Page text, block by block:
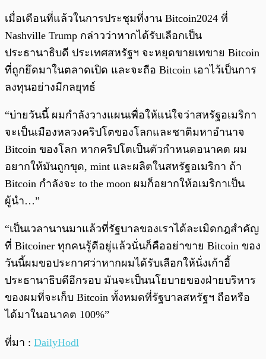
เมื่อเดือนที่แล้วในการประชุมที่งาน Bitcoin2024 ที่
Nashville Trump กล่าวว่าหากได้รับเลือกเป็น
ประธานาธิบดี ประเทศสหรัฐฯ จะหยุดขายเทขาย Bitcoin
ที่ถูกยึดมาในตลาดเปิด และจะถือ Bitcoin เอาไว้เป็นการ
ลงทุนอย่างมีกลยุทธ์
“บ่ายวันนี้ ผมกำลังวางแผนเพื่อให้แน่ใจว่าสหรัฐอเมริกา
จะเป็นเมืองหลวงคริปโตของโลกและชาติมหาอำนาจ
Bitcoin ของโลก หากคริปโตเป็นตัวกำหนดอนาคต ผม
อยากให้มันถูกขุด, mint และผลิตในสหรัฐอเมริกา ถ้า
Bitcoin กำลังจะ to the moon ผมก็อยากให้อเมริกาเป็น
ผู้นำ…”
“เป็นเวลานานมาแล้วที่รัฐบาลของเราได้ละเมิดกฎสำคัญ
ที่ Bitcoiner ทุกคนรู้ดีอยู่แล้วนั่นก็คืออย่าขาย Bitcoin ของ
วันนี้ผมขอประกาศว่าหากผมได้รับเลือกให้นั่งเก้าอี้
ประธานาธิบดีอีกรอบ มันจะเป็นนโยบายของฝ่ายบริหาร
ของผมที่จะเก็บ Bitcoin ทั้งหมดที่รัฐบาลสหรัฐฯ ถือหรือ
ได้มาในอนาคต 100%”
ที่มา : DailyHodl